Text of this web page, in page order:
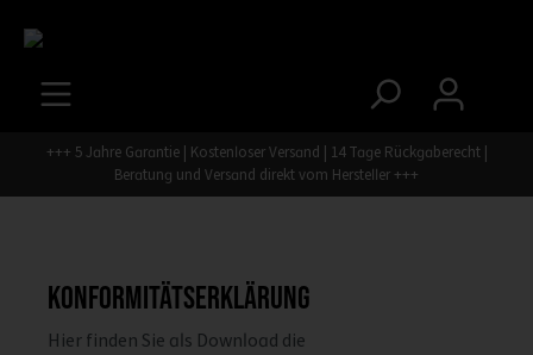
+++ 5 Jahre Garantie | Kostenloser Versand | 14 Tage Rückgaberecht |
Beratung und Versand direkt vom Hersteller +++
Konformitätserklärung
Hier finden Sie als Download die